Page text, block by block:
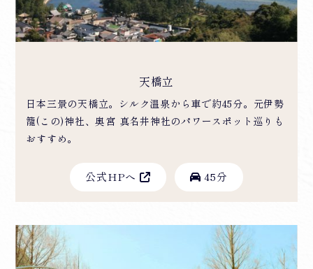
天橋立
日本三景の天橋立。シルク温泉から車で約45分。元伊勢
籠(この)神社、奥宮 真名井神社のパワースポット巡りも
おすすめ。
公式HPへ 45分